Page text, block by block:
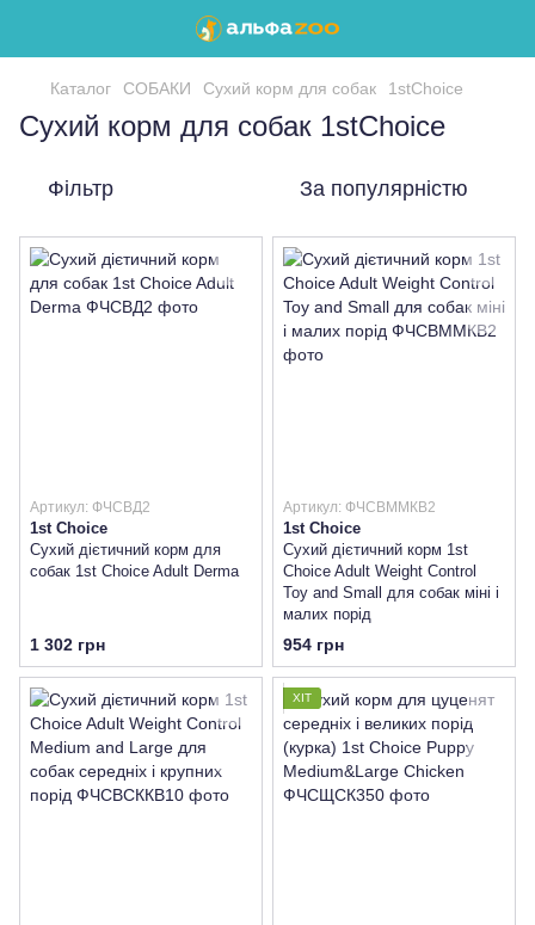
Каталог СОБАКИ Сухий корм для собак 1stChoice
Сухий корм для собак 1stChoice
Фільтр За популярністю
Артикул: ФЧСВД2
1st Choice
Сухий дієтичний корм для
собак 1st Choice Adult Derma
1 302 грн
Артикул: ФЧСВММКВ2
1st Choice
Сухий дієтичний корм 1st
Choice Adult Weight Control
Toy and Small для собак міні і
малих порід
954 грн
ХІТ